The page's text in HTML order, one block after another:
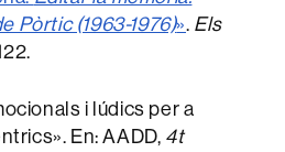
Pòrtic (1963-1976)». Els
i lúdics per a
En: AADD, 4t